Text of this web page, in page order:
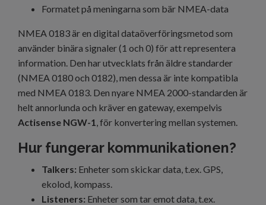
Formatet på meningarna som bär NMEA-data
NMEA 0183 är en digital dataöverföringsmetod som
använder binära signaler (1 och 0) för att representera
information. Den har utvecklats från äldre standarder
(NMEA 0180 och 0182), men dessa är inte kompatibla
med NMEA 0183. Den nyare NMEA 2000-standarden är
helt annorlunda och kräver en gateway, exempelvis
Actisense NGW-1, för konvertering mellan systemen.
Hur fungerar kommunikationen?
Talkers: Enheter som skickar data, t.ex. GPS,
ekolod, kompass.
Listeners: Enheter som tar emot data, t.ex.